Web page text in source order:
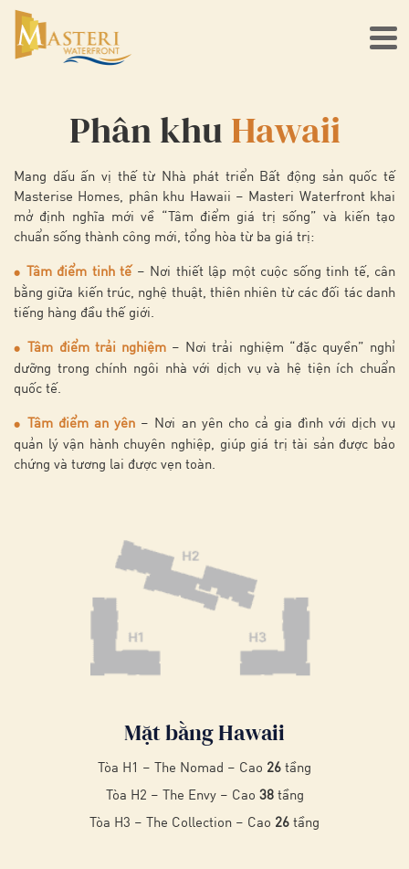
Phân khu Hawaii
Mang dấu ấn vị thế từ Nhà phát triển Bất động sản quốc tế
Masterise Homes, phân khu Hawaii – Masteri Waterfront khai
mở định nghĩa mới về “Tâm điểm giá trị sống” và kiến tạo
chuẩn sống thành công mới, tổng hòa từ ba giá trị:
● Tâm điểm tinh tế – Nơi thiết lập một cuộc sống tinh tế, cân
bằng giữa kiến trúc, nghệ thuật, thiên nhiên từ các đối tác danh
tiếng hàng đầu thế giới.
● Tâm điểm trải nghiệm– Nơi trải nghiệm “đặc quyền” nghỉ
dưỡng trong chính ngôi nhà với dịch vụ và hệ tiện ích chuẩn
quốc tế.
● Tâm điểm an yên – Nơi an yên cho cả gia đình với dịch vụ
quản lý vận hành chuyên nghiệp, giúp giá trị tài sản được bảo
chứng và tương lai được vẹn toàn.
Mặt bằng Hawaii
Tòa H1 – The Nomad – Cao 26 tầng
Tòa H2 – The Envy – Cao 38tầng
Tòa H3 – The Collection – Cao 26 tầng